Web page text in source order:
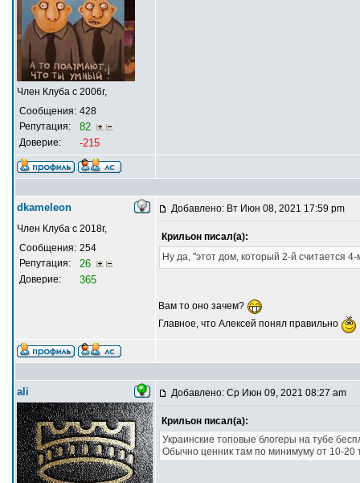
Член Клуба с 2006г,
Сообщения: 428
Репутация:
82
Доверие: -215
dkameleon
Член Клуба с 2018г,
Сообщения: 254
Репутация:
26
Доверие: 365
Добавлено: Вт Июн 08, 2021 17:59 pm
Крильон писал(а):
Ну да, "этот дом, который 2-й считается
Вам то оно зачем?
Главное, что Алексей понял правильно
ali Добавлено: Ср Июн 09, 2021 08:27 am
Крильон писал(а):
Украинские топовые блогеры на тубе
Обычно ценник там по минимуму от 10-20